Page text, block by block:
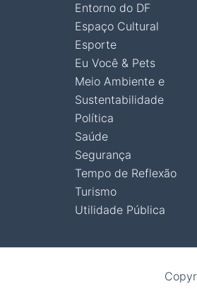
Entorno do DF
Espaço Cultural
Esporte
Eu Você & Pets
Meio Ambiente e
Sustentabilidade
Política
Saúde
Segurança
Tempo de Reflexão
Turismo
Utilidade Pública